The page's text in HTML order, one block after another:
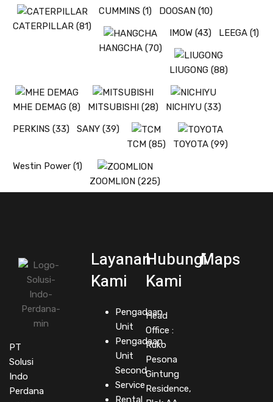
CATERPILLAR (81)
CUMMINS (1) DOOSAN (10)
HANGCHA (70)
IMOW (43) LEEGA (1)
LIUGONG (88)
MHE DEMAG (8) MITSUBISHI (28) NICHIYU (33)
PERKINS (33) SANY (39)
TCM (85) TOYOTA (99)
Westin Power (1)
ZOOMLION (225)
PT
Solusi
Indo
Perdana
Layanan
Kami
Pengadaan
Unit
Pengadaan
Unit
Second
Service
Rental
Hubungi
Kami
Head
Office :
Ruko
Pesona
Gintung
Residence,
Maps